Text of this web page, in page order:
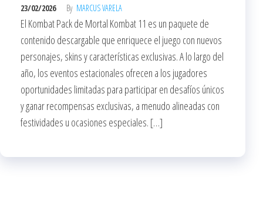
23/02/2026 By MARCUS VARELA
El Kombat Pack de Mortal Kombat 11 es un paquete de
contenido descargable que enriquece el juego con nuevos
personajes, skins y características exclusivas. A lo largo del
año, los eventos estacionales ofrecen a los jugadores
oportunidades limitadas para participar en desafíos únicos
y ganar recompensas exclusivas, a menudo alineadas con
festividades u ocasiones especiales. […]